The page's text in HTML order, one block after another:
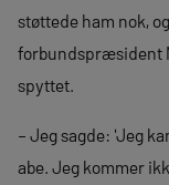
støttede ham nok,
forbundspræsident
spyttet.
– Jeg sagde: 'Jeg
abe. Jeg kommer